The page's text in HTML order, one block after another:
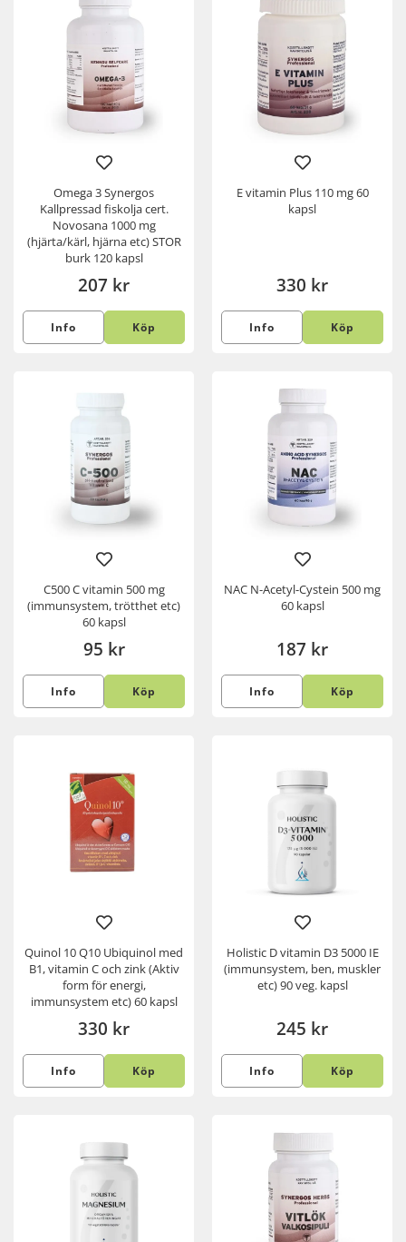
Omega 3 Synergos
Kallpressad fiskolja cert.
Novosana 1000 mg
(hjärta/kärl, hjärna etc) STOR
burk 120 kapsl
207 kr
Info Köp
E vitamin Plus 110 mg 60
kapsl
330 kr
Info Köp
C500 C vitamin 500 mg
(immunsystem, trötthet etc)
60 kapsl
95 kr
Info Köp
NAC N-Acetyl-Cystein 500 mg
60 kapsl
187 kr
Info Köp
Quinol 10 Q10 Ubiquinol med
B1, vitamin C och zink (Aktiv
form för energi,
immunsystem etc) 60 kapsl
330 kr
Info Köp
Holistic D vitamin D3 5000 IE
(immunsystem, ben, muskler
etc) 90 veg. kapsl
245 kr
Info Köp